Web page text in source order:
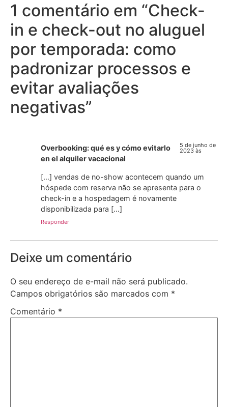
1 comentário em “Check-
in e check-out no aluguel
por temporada: como
padronizar processos e
evitar avaliações
negativas”
Overbooking: qué es y cómo evitarlo
en el alquiler vacacional
5 de junho de
2023 às
[…] vendas de no-show acontecem quando um
hóspede com reserva não se apresenta para o
check-in e a hospedagem é novamente
disponibilizada para […]
Responder
Deixe um comentário
O seu endereço de e-mail não será publicado.
Campos obrigatórios são marcados com *
Comentário *